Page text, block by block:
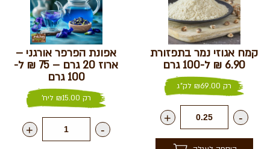
קמח אגוזי נמר בתפזורת
6.90 ₪ ל-100 גרם
רק ₪69.00 לק"ג
-
+
אפונת הפרפר אורגני –
ארוז 20 גרם – 75 ₪ ל-
100 גרם
רק ₪15.00 ליח'
-
+